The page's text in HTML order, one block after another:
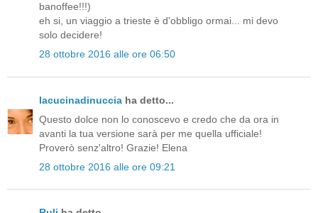
banoffee!!!)
eh si, un viaggio a trieste è d'obbligo ormai... mi devo
solo decidere!
28 ottobre 2016 alle ore 06:50
lacucinadinuccia ha detto...
Questo dolce non lo conoscevo e credo che da ora in
avanti la tua versione sarà per me quella ufficiale!
Proverò senz'altro! Grazie! Elena
28 ottobre 2016 alle ore 09:21